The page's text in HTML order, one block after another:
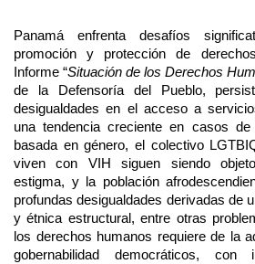
Panamá enfrenta desafíos
promoción y protección de
Informe “Situación de los Derechos
de la Defensoría del Pueblo,
desigualdades en el acceso a
una tendencia creciente en casos
basada en género, el colectivo
viven con VIH siguen siendo
estigma, y la población
profundas desigualdades derivadas de
y étnica estructural, entre otras
los derechos humanos requiere de la
gobernabilidad democráticos, con